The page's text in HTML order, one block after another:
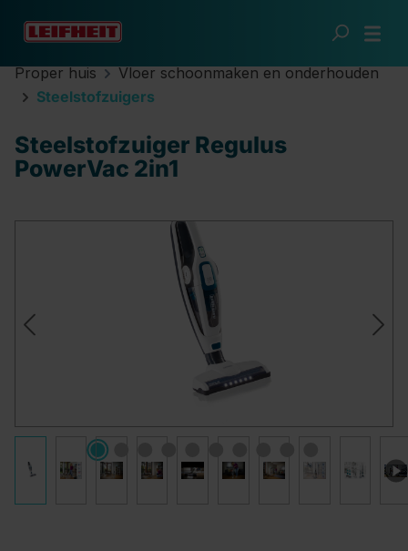
Ga naar de hoofdinhoud
Proper huis
Vloer schoonmaken en onderhouden
Steelstofzuigers
Steelstofzuiger Regulus
PowerVac 2in1